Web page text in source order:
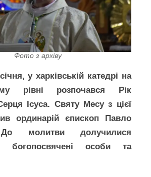
Фото з архіву
у харківській катедрі на
рівні розпочався Рік
Ісуса. Святу Месу з цієї
ординарій єпископ Павло
молитви долучилися
богопосвячені особи та